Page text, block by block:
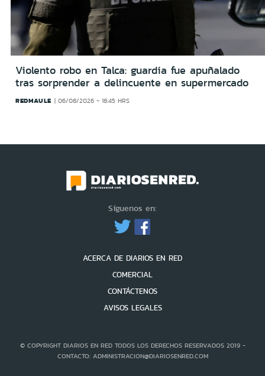
Violento robo en Talca: guardia fue apuñalado
tras sorprender a delincuente en supermercado
REDMAULE 06/08/2026 - 18:45 HRS
Síguenos en:
ACERCA DE DIARIOS EN RED
COMERCIAL
CONTÁCTENOS
AVISOS LEGALES
© COPYRIGHT DIARIOS EN RED TODOS LOS DERECHOS RESERVADOS 2019 -
CONTACTO: ADMINISTRACION@DIARIOSENRED.COM